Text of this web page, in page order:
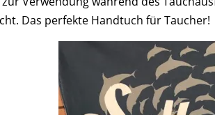
Das perfekte Handtuch für Taucher!